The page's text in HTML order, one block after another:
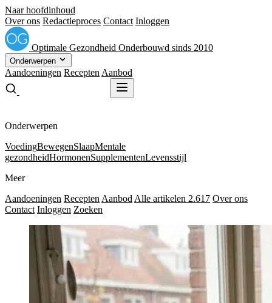
Naar hoofdinhoud
Over ons Redactieproces Contact Inloggen
Optimale Gezondheid Onderbouwd sinds 2010
Onderwerpen
Aandoeningen Recepten Aanbod
Onderwerpen
VoedingBewegenSlaapMentale
gezondheidHormonenSupplementenLevensstijl
Meer
Aandoeningen Recepten Aanbod Alle artikelen 2.617 Over ons
Contact Inloggen Zoeken